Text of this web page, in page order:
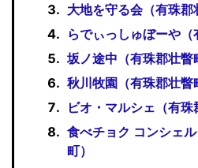
大地を守る会（有珠郡
らでぃっしゅぼーや（
坂ノ途中（有珠郡壮瞥
秋川牧園（有珠郡壮瞥
ビオ・マルシェ（有珠
食べチョク コンシェ
町）